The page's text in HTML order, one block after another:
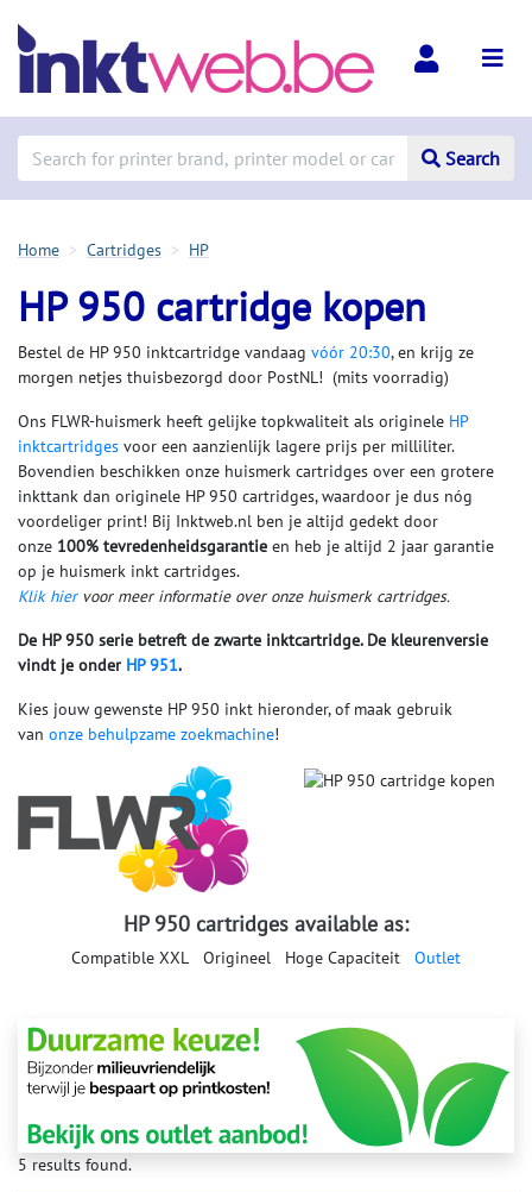
Search
Home Cartridges HP
HP 950 cartridge kopen
Bestel de HP 950 inktcartridge vandaag vóór 20:30, en krijg ze
morgen netjes thuisbezorgd door PostNL! (mits voorradig)
Ons FLWR-huismerk heeft gelijke topkwaliteit als originele HP
inktcartridges voor een aanzienlijk lagere prijs per milliliter.
Bovendien beschikken onze huismerk cartridges over een grotere
inkttank dan originele HP 950 cartridges, waardoor je dus nóg
voordeliger print! Bij Inktweb.nl ben je altijd gedekt door
onze 100% tevredenheidsgarantie en heb je altijd 2 jaar garantie
op je huismerk inkt cartridges.
Klik hiervoor meer informatie over onze huismerk cartridges.
De HP 950 serie betreft de zwarte inktcartridge. De kleurenversie
vindt je onder HP 951.
Kies jouw gewenste HP 950 inkt hieronder, of maak gebruik
van onze behulpzame zoekmachine!
HP 950 cartridges available as:
Compatible XXL Origineel Hoge Capaciteit Outlet
5 results found.